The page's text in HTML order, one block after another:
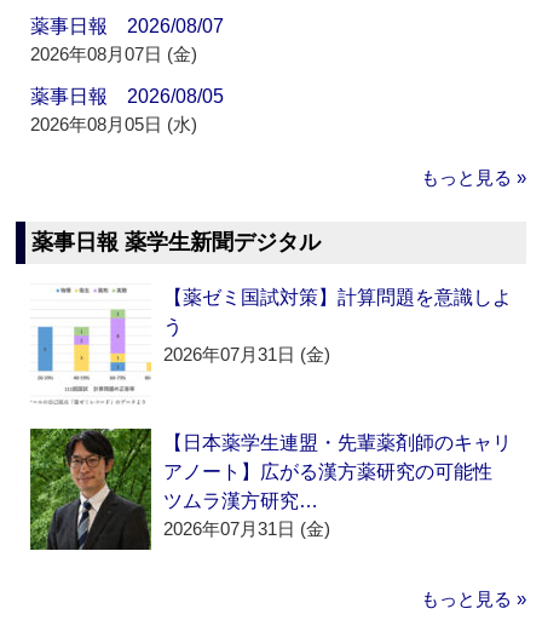
薬事日報 2026/08/07
2026年08月07日 (金)
薬事日報 2026/08/05
2026年08月05日 (水)
もっと見る »
薬事日報 薬学生新聞デジタル
【薬ゼミ国試対策】計算問題を意識しよ
う
2026年07月31日 (金)
【日本薬学生連盟・先輩薬剤師のキャリ
アノート】広がる漢方薬研究の可能性
ツムラ漢方研究…
2026年07月31日 (金)
もっと見る »